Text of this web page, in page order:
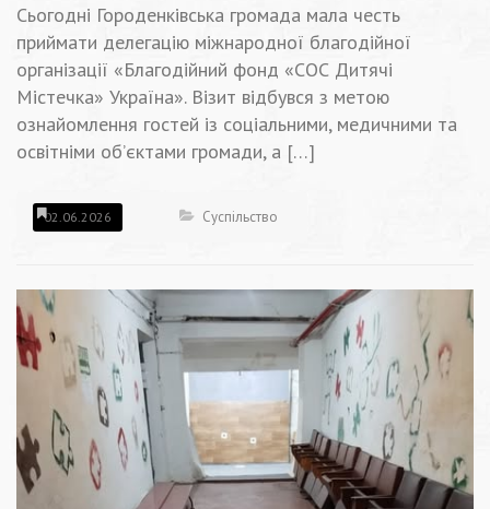
Сьогодні Городенківська громада мала честь
приймати делегацію міжнародної благодійної
організації «Благодійний фонд «СОС Дитячі
Містечка» Україна». Візит відбувся з метою
ознайомлення гостей із соціальними, медичними та
освітніми об’єктами громади, а […]
02.06.2026 Суспільство